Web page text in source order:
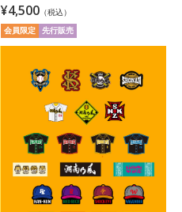
¥4,500 （税込）
会員限定 先行販売